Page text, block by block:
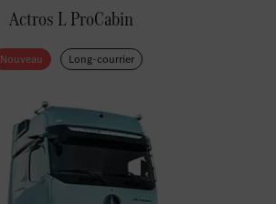
Actros L ProCabin
Nouveau Long-courrier